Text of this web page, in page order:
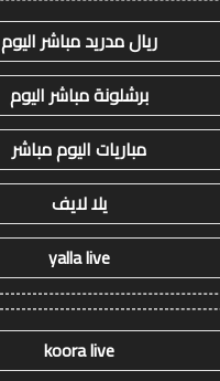
ريال مدريد مباشر اليوم
برشلونة مباشر اليوم
مباريات اليوم مباشر
يلا لايف
yalla live
koora live